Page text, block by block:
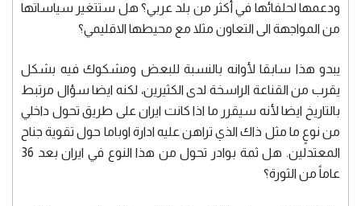
ودعمها لحلفائها في أكثر من بلد عربي؟ هل ستتغير سياساتها
من المواجهة الى التعاون مثلا مع محيطها الاقليمي؟
يبدو هذا سابقا لأوانه بالنسبة للبعض ومشكوك فيه بشكل
يقرب من القناعة الراسخة لدى الكثيرين، لكنه ايضا سؤال مرتبط
بالتاريخ ايضا لأنه سيقرر ما اذا كانت ايران على طريق تحول داخلي
من نوعٍ ما مثل ذاك الذي تراهن عليه ادارة اوباما حول تقوية جناح
المعتدلين. هل ثمة بوادر تحول من هذا النوع في ايران بعد 36
عاماً من الثورة؟